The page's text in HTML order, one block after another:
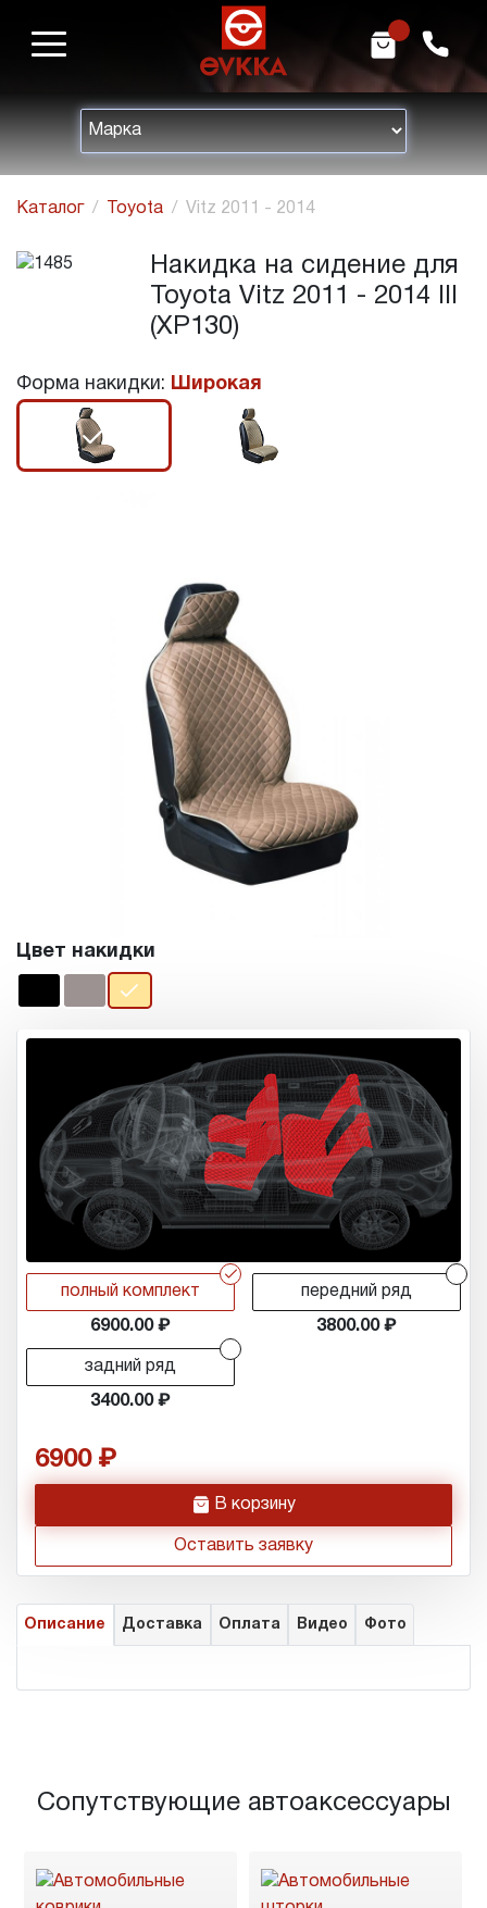
h m
Каталог Toyota Vitz 2011 - 2014
Накидка на сидение для
Toyota Vitz 2011 - 2014 III
(XP130)
Форма накидки: Широкая
r
Цвет накидки
r
полный комплект
6900.00
передний ряд
3800.00
задний ряд
3400.00
6900
h В корзину
Оставить заявку
Описание Доставка Оплата Видео Фото
Сопутствующие автоаксессуары